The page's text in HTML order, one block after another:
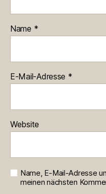
Name *
E-Mail-Adresse *
Website
Name, E-Mail-Adresse
meinen nächsten